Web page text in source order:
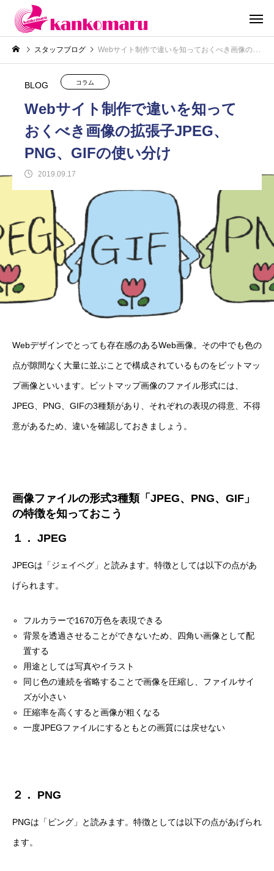
スタッフブログ Webサイト制作で違いを知っておくべき画像の拡張子JPEG、PNG、GIFの使い分け
BLOG コラム
Webサイト制作で違いを知って
おくべき画像の拡張子JPEG、
PNG、GIFの使い分け
2019.09.17
Webデザインでとっても存在感のあるWeb画像。その中でも色の
点が隙間なく大量に並ぶことで構成されているものをビットマッ
プ画像といいます。ビットマップ画像のファイル形式には、
JPEG、PNG、GIFの3種類があり、それぞれの表現の得意、不得
意があるため、違いを確認しておきましょう。
画像ファイルの形式3種類「JPEG、PNG、GIF」
の特徴を知っておこう
１． JPEG
JPEGは「ジェイペグ」と読みます。特徴としては以下の点があ
げられます。
フルカラーで1670万色を表現できる
背景を透過させることができないため、四角い画像として配
置する
用途としては写真やイラスト
同じ色の連続を省略することで画像を圧縮し、ファイルサイ
ズが小さい
圧縮率を高くすると画像が粗くなる
一度JPEGファイルにするともとの画質には戻せない
２． PNG
PNGは「ピング」と読みます。特徴としては以下の点があげられ
ます。